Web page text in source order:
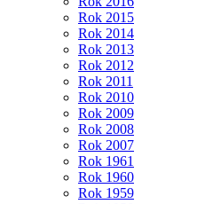
Rok 2015
Rok 2014
Rok 2013
Rok 2012
Rok 2011
Rok 2010
Rok 2009
Rok 2008
Rok 2007
Rok 1961
Rok 1960
Rok 1959